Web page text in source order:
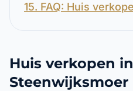
15. FAQ: Huis
Huis verkopen in
Steenwijksmoer